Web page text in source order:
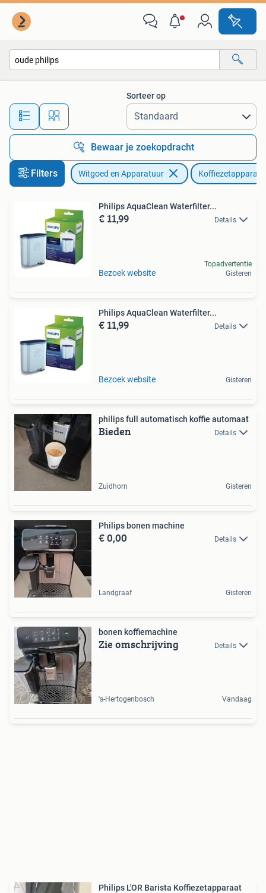
Alle afstanden…
Sorteer op
Bewaar je zoekopdracht
Filters Witgoed en Apparatuur
Philips AquaClean Waterfilter...
€ 11,99 Details
Bezoek website
Topadvertentie
Gisteren
Philips AquaClean Waterfilter...
€ 11,99 Details
Bezoek website Gisteren
philips full automatisch koffie automaat
Bieden Details
Zuidhorn Gisteren
Philips bonen machine
€ 0,00 Details
Landgraaf Gisteren
bonen koffiemachine
Zie omschrijving Details
's-Hertogenbosch Vandaag
Philips L'OR Barista Koffiezetapparaat